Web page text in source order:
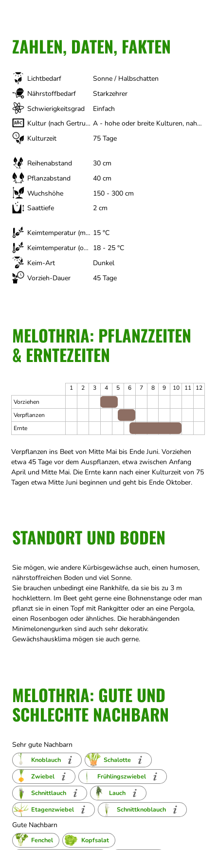
ZAHLEN, DATEN, FAKTEN
Lichtbedarf
Sonne / Halbschatten
Nährstoffbedarf
Starkzehrer
Schwierigkeitsgrad
Einfach
Kultur (nach Gertrud Franck)
A - hohe oder breite Kulturen, nahezu Ganzjährig
Kulturzeit
75 Tage
Reihenabstand
30 cm
Pflanzabstand
40 cm
Wuchshöhe
150 - 300 cm
Saattiefe
2 cm
Keimtemperatur (minimal)
15 °C
Keimtemperatur (optimal)
18 - 25 °C
Keim-Art
Dunkel
Vorzieh-Dauer
45 Tage
MELOTHRIA: PFLANZZEITEN
& ERNTEZEITEN
1 2 3 4 5 6 7 8 9 10 11
12
Vorziehen
Verpflanzen
Ernte
Verpflanzen ins Beet von Mitte Mai bis Ende Juni. Vorziehen
etwa 45 Tage vor dem Auspflanzen, etwa zwischen Anfang
April und Mitte Mai. Die Ernte kann nach einer Kulturzeit von 75
Tagen etwa Mitte Juni beginnen und geht bis Ende Oktober.
STANDORT UND BODEN
Sie mögen, wie andere Kürbisgewächse auch, einen humosen,
nährstoffreichen Boden und viel Sonne.
Sie brauchen unbedingt eine Rankhilfe, da sie bis zu 3 m
hochklettern. Im Beet geht gerne eine Bohnenstange oder man
pflanzt sie in einen Topf mit Rankgitter oder an eine Pergola,
einen Rosenbogen oder ähnliches. Die herabhängenden
Minimelonengurken sind auch sehr dekorativ.
Gewächshausklima mögen sie auch gerne.
MELOTHRIA: GUTE UND
SCHLECHTE NACHBARN
Sehr gute Nachbarn
Knoblauch
Schalotte
Zwiebel
Frühlingszwiebel
Schnittlauch
Lauch
Etagenzwiebel
Schnittknoblauch
Gute Nachbarn
Fenchel Kopfsalat